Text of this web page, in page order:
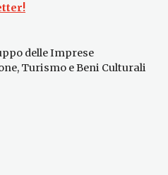
delle Imprese
Turismo e Beni Culturali